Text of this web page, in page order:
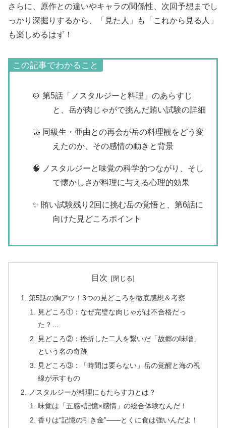
さらに、原作との違いやキャラの関係性、次回予想までし
っかり深掘りするから、「見た人」も「これから見る人」
も楽しめるはず！
この記事でわかること
🍲 第5話「ノスタルジーと料理」のあらすじ
と、岳が肉じゃがで挑んだ賄い試験の詳細
🤝 同級生・亜由との再会が岳の料理観をどう変
えたのか、その感情の動きと背景
🧠 ノスタルジーと味覚の科学的つながり、そし
て懐かしさが料理に与える心理的効果
✨ 賄い試験残り2回に挑む岳の覚悟と、第6話に
向けた見どころポイント
目次
第5話の胸アツ！3つの見どころを徹底感想＆考察
見どころ①：なぜ完璧な肉じゃがは不合格だっ
た？…
見どころ②：挫折した二人を繋いだ「故郷の味噌」
という名の奇跡
見どころ③：「時間は要らない」岳の覚醒と海の視
線が示すもの
ノスタルジーが料理にもたらす力とは？
味覚は「五感×記憶×感情」の総合体験なんだ！
香りは“記憶の引き金”――とくに食は強いんだよ！